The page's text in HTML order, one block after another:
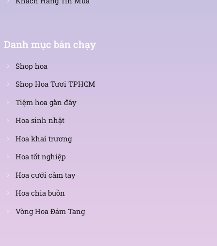
Danh mục bán chạy
Shop hoa
Shop Hoa Tươi TPHCM
Tiệm hoa gần đây
Hoa sinh nhật
Hoa khai trương
Hoa tốt nghiệp
Hoa cưới cầm tay
Hoa chia buồn
Vòng Hoa Đám Tang